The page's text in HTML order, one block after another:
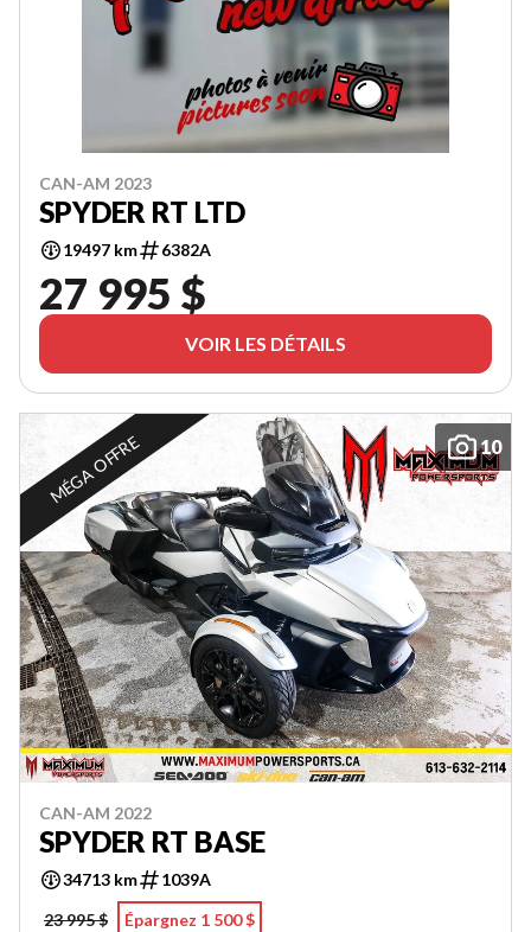
CAN-AM 2023
SPYDER RT LTD
19497 km 6382A
27 995 $
VOIR LES DÉTAILS
10
MÉGA OFFRE
CAN-AM 2022
SPYDER RT BASE
34713 km
1039A
23 995 $
Épargnez 1 500 $